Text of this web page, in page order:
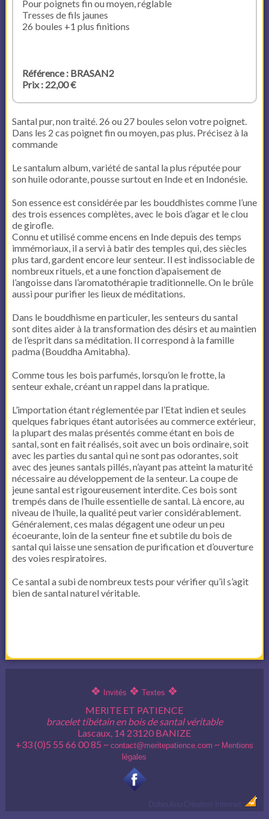
Pour poignets fin ou moyen, réglable
Tresses de fils jaunes
26 boules +1 plus finitions
Référence : BRASAN2
Prix : 22,00 €
Santal pur, non traité. 26 ou 27 boules selon votre poignet.
Dans les 2 cas poignet fin ou moyen, pas plus. Précisez à la
commande
Le santalum album, variété de santal la plus réputée pour
son huile odorante, pousse surtout en Inde et en Indonésie.
Son essence est considérée par les bouddhistes comme l’une
des trois essences complètes, avec le bois d’agar et le clou
de girofle.
Connu et utilisé comme encens en Inde depuis des temps
immémoriaux, il a servi à batir des temples qui, des siècles
plus tard, gardent encore leur senteur. Il est indissociable de
nombreux rituels, et a une fonction d’apaisement de
l’angoisse dans l’aromatothérapie traditionnelle. On le brûle
aussi pour purifier les lieux de méditations.
Dans le bouddhisme en particuler, les senteurs du santal
sont dites aider à la transformation des désirs et au maintien
de l’esprit dans sa méditation. Il correspond à la famille
padma (Bouddha Amitabha).
Comme tous les bois parfumés, lorsqu’on le frotte, la
senteur exhale, créant un rappel dans la pratique.
L’importation étant réglementée par l’Etat indien et seules
quelques fabriques étant autorisées au commerce extérieur,
la plupart des malas présentés comme étant en bois de
santal, sont en fait réalisés, soit avec un bois ordinaire, soit
avec les parties du santal qui ne sont pas odorantes, soit
avec des jeunes santals pillés, n’ayant pas atteint la maturité
nécessaire au développement de la senteur. La coupe de
jeune santal est rigoureusement interdite. Ces bois sont
trempés dans de l’huile essentielle de santal. Là encore, au
niveau de l’huile, la qualité peut varier considérablement.
Généralement, ces malas dégagent une odeur un peu
écoeurante, loin de la senteur fine et subtile du bois de
santal qui laisse une sensation de purification et d’ouverture
des voies respiratoires.
Ce santal a subi de nombreux tests pour vérifier qu’il s’agit
bien de santal naturel véritable.
❖ Invités ❖Textes ❖
MERITE ET PATIENCE
bracelet tibétain en bois de santal véritable
Lascaux, 14 23120 BANIZE
+33 (0)5 55 66 00 85 ~ contact@meritepatience.com ~ Mentions
légales
Dobeuliou Création Internet